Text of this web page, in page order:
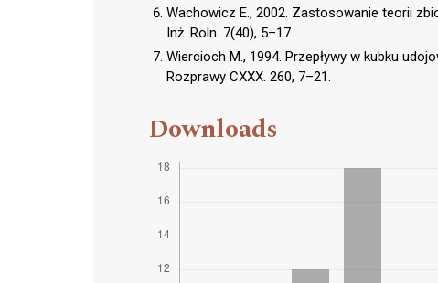
Wachowicz E., 2002. Zastosowanie teorii
Inż. Roln. 7(40), 5–17.
Wiercioch M., 1994. Przepływy w kubku
Rozprawy CXXX. 260, 7–21.
Downloads